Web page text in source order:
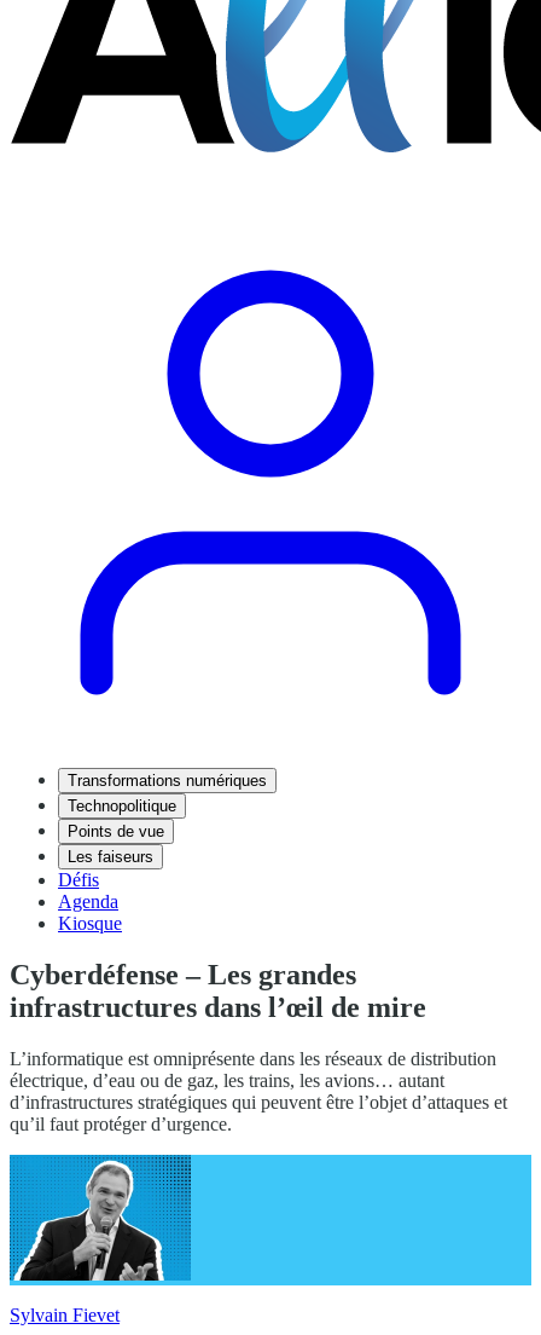
Transformations numériques
Technopolitique
Points de vue
Les faiseurs
Défis
Agenda
Kiosque
Cyberdéfense – Les grandes
infrastructures dans l’œil de mire
L’informatique est omniprésente dans les réseaux de distribution
électrique, d’eau ou de gaz, les trains, les avions… autant
d’infrastructures stratégiques qui peuvent être l’objet d’attaques et
qu’il faut protéger d’urgence.
Sylvain Fievet